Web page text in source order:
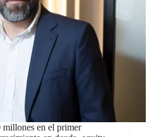
millones en el primer